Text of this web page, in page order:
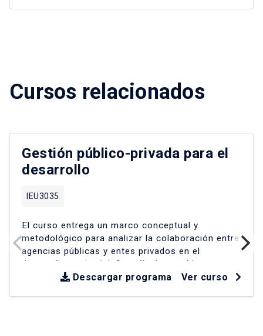
Cursos relacionados
Gestión público-privada para el
desarrollo
IEU3035
El curso entrega un marco conceptual y
metodológico para analizar la colaboración entre
agencias públicas y entes privados en el
desarrollo territorial
Se reflexiona críticamente
sobre experiencias en América Latina y Chile
Ver curso
Descargar programa